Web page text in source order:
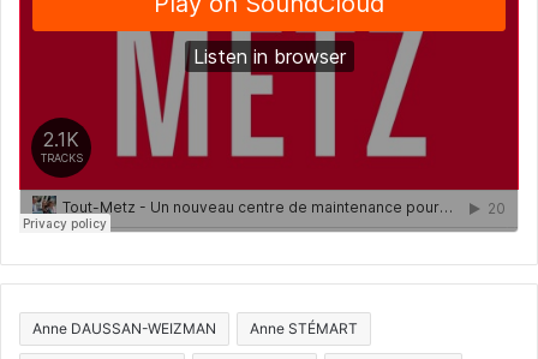
Anne DAUSSAN-WEIZMAN Anne STÉMART